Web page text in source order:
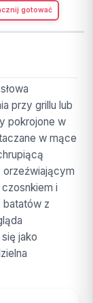
gotować
przy grillu lub
pokrojone w
w mące
orzeźwiającym
i
batatów z
jako